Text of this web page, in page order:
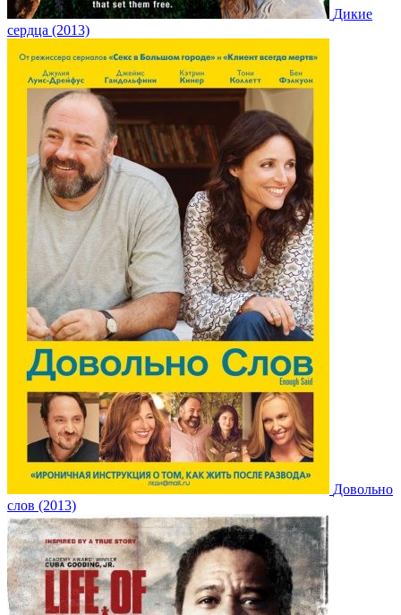
Дикие
сердца (2013)
Довольно
слов (2013)